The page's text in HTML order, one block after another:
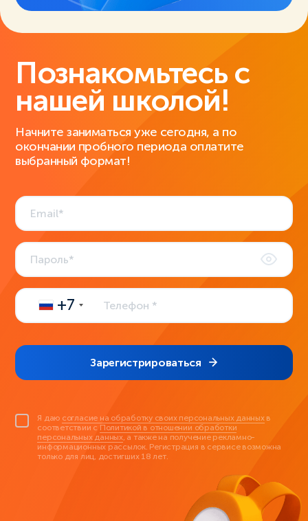
Познакомьтесь с
нашей школой!
Начните заниматься уже сегодня, а по
окончании пробного периода оплатите
выбранный формат!
+7
Зарегистрироваться
Я даю согласие на обработку своих персональных данныхв
соответствии с Политикой в отношении обработки
персональных данных, а также на получение рекламно-
информационных рассылок. Регистрация в сервисе возможна
только для лиц, достигших 18 лет.